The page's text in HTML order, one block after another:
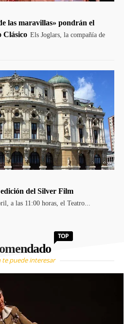
las maravillas» pondrán el
Clásico Els Joglars, la compañía de
del Silver Film
a las 11:00 horas, el Teatro...
TOP
te puede interesar